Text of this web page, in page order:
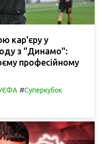
кар'єру у
з "Динамо":
професійному
УЄФА #Суперкубок